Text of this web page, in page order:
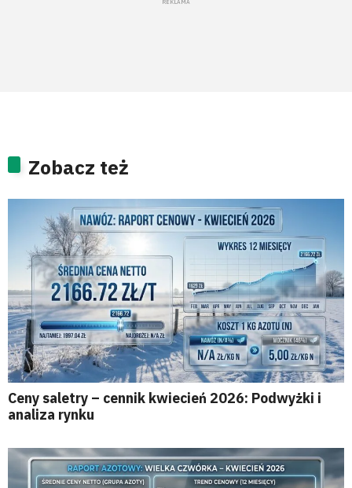
Zobacz też
Ceny saletry – cennik kwiecień 2026: Podwyżki i
analiza rynku